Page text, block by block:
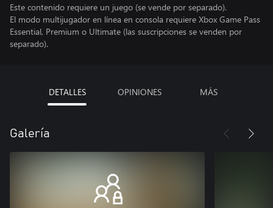
Este contenido requiere un juego (se vende por separado).
El modo multijugador en línea en consola requiere Xbox Game Pass
Essential, Premium o Ultimate (las suscripciones se venden por
separado).
DETALLES OPINIONES MÁS
Galería